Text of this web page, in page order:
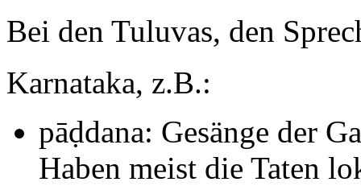
Bei den Tuluvas, den
Karnataka, z.B.:
pāḍdana: Gesänge der
Haben meist die Taten